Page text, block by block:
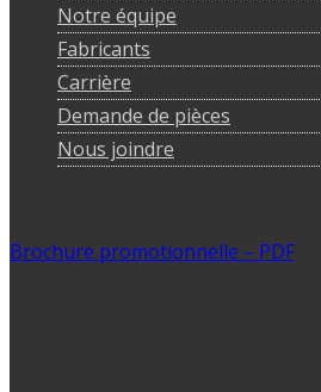
Notre équipe
Fabricants
Carrière
Demande de pièces
Nous joindre
Brochure promotionnelle – PDF